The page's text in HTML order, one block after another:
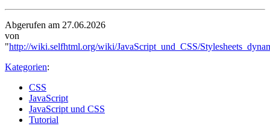
Abgerufen am 27.06.2026
von
"http://wiki.selfhtml.org/wiki/JavaScript_und_CSS/
Kategorien:
CSS
JavaScript
JavaScript und CSS
Tutorial